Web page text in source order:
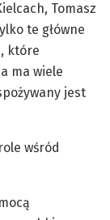
Tomasz
te główne
które
ma wiele
jest